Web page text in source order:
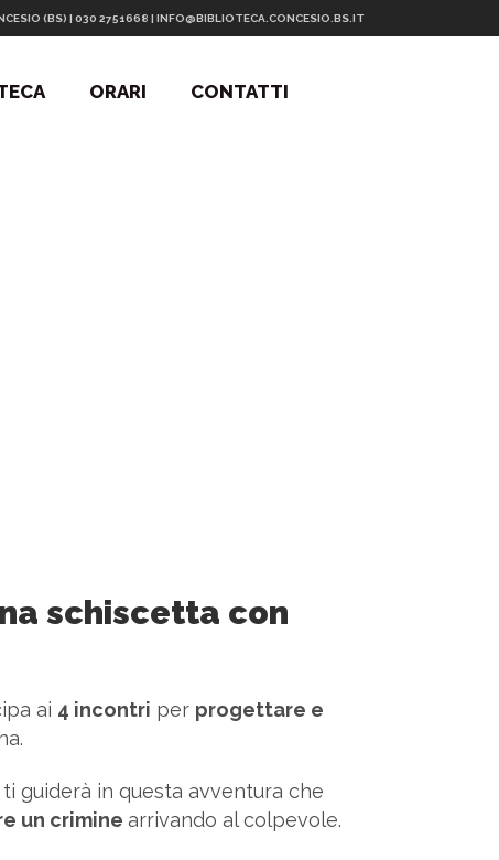
(BS) | 030 2751668 | INFO@BIBLIOTECA.CONCESIO.BS.IT
ORARI CONTATTI
schiscetta con
ai 4 incontri per progettare e
guiderà in questa avventura che
un crimine arrivando al colpevole.